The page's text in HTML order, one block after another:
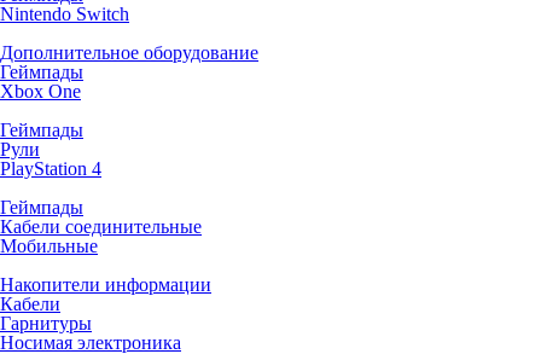
Nintendo Switch
Дополнительное оборудование
Геймпады
Xbox One
Геймпады
Рули
PlayStation 4
Геймпады
Кабели соединительные
Мобильные
Накопители информации
Кабели
Гарнитуры
Носимая электроника